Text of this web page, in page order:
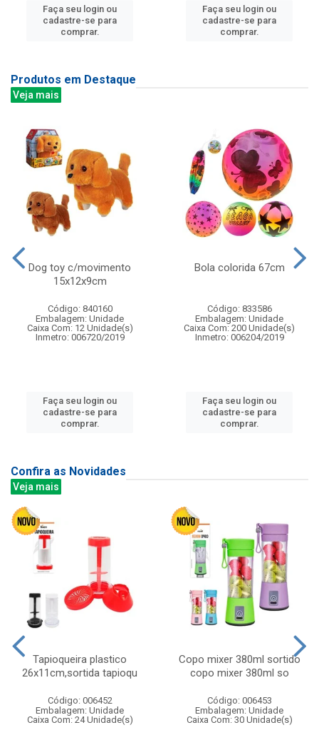
Faça seu login ou
cadastre-se para
comprar.
Faça seu login ou
cadastre-se para
comprar.
Produtos em Destaque
Veja mais
Dog toy c/movimento
15x12x9cm
Código: 840160
Embalagem: Unidade
Caixa Com: 12 Unidade(s)
Inmetro: 006720/2019
Faça seu login ou
cadastre-se para
comprar.
Bola colorida 67cm
Código: 833586
Embalagem: Unidade
Caixa Com: 200 Unidade(s)
Inmetro: 006204/2019
Faça seu login ou
cadastre-se para
comprar.
Confira as Novidades
Veja mais
Tapioqueira plastico
26x11cm,sortida tapioqu
Código: 006452
Embalagem: Unidade
Caixa Com: 24 Unidade(s)
Copo mixer 380ml sortido
copo mixer 380ml so
Código: 006453
Embalagem: Unidade
Caixa Com: 30 Unidade(s)